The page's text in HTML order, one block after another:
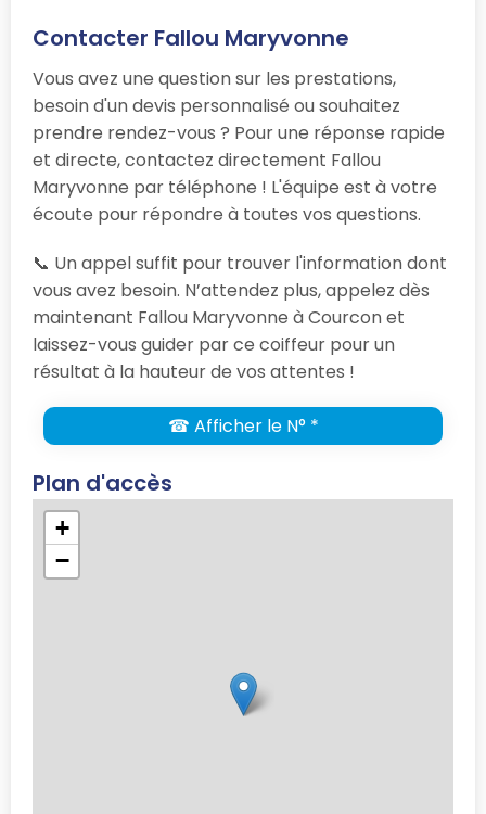
Contacter Fallou Maryvonne
Vous avez une question sur les prestations,
besoin d'un devis personnalisé ou souhaitez
prendre rendez-vous ? Pour une réponse rapide
et directe, contactez directement Fallou
Maryvonne par téléphone ! L'équipe est à votre
écoute pour répondre à toutes vos questions.
📞 Un appel suffit pour trouver l'information dont
vous avez besoin. N’attendez plus, appelez dès
maintenant Fallou Maryvonne à Courcon et
laissez-vous guider par ce coiffeur pour un
résultat à la hauteur de vos attentes !
☎ Afficher le N° *
Plan d'accès
+
−